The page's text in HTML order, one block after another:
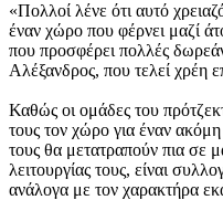
«Πολλοί λένε ότι αυτό
έναν χώρο που φέρνει μαζί
που προσφέρει πολλές
Αλέξανδρος, που τελεί χρέη
Καθώς οι ομάδες του
τους τον χώρο για έναν
τους θα μετατραπούν πια σε
λειτουργίας τους, είναι
ανάλογα με τον χαρακτήρα